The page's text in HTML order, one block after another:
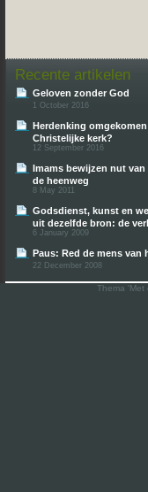
Recente artikelen
Geloven zonder God
1 October 2016
Herdenking
Christelijke kerk?
12 September 2016
Imams bewijzen nut
de heenweg
8 May 2011
Godsdienst, kunst en
uit dezelfde bron: de
6 January 2009
Paus: Red de mens van
22 December 2008
Thema 'Met